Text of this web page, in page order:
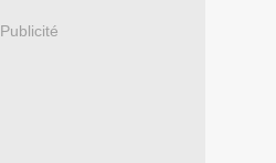
Publicité